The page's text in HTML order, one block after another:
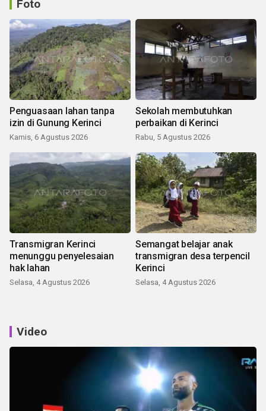
Foto
Penguasaan lahan tanpa
izin di Gunung Kerinci
Kamis, 6 Agustus 2026
Sekolah membutuhkan
perbaikan di Kerinci
Rabu, 5 Agustus 2026
Transmigran Kerinci
menunggu penyelesaian
hak lahan
Selasa, 4 Agustus 2026
Semangat belajar anak
transmigran desa terpencil
Kerinci
Selasa, 4 Agustus 2026
Video